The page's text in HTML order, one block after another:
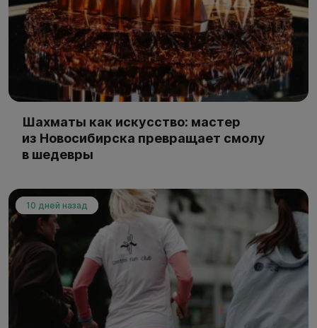
Шахматы как искусство: мастер
из Новосибирска превращает смолу
в шедевры
10 дней назад